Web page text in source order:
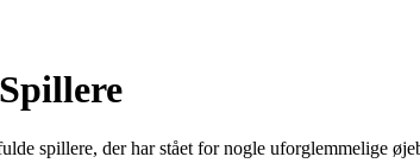
spillere, der har stået for nogle uforglemmelige